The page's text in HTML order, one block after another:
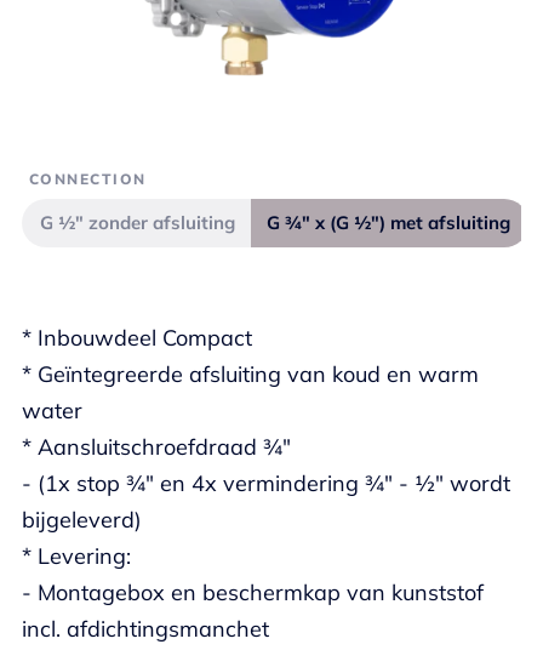
* Inbouwdeel Compact
* Geïntegreerde afsluiting van koud en warm
water
* Aansluitschroefdraad ¾"
- (1x stop ¾" en 4x vermindering ¾" - ½" wordt
bijgeleverd)
* Levering:
- Montagebox en beschermkap van kunststof
incl. afdichtingsmanchet
CONNECTION
G ½" zonder afsluiting G ¾" x (G ½") met afsluiting